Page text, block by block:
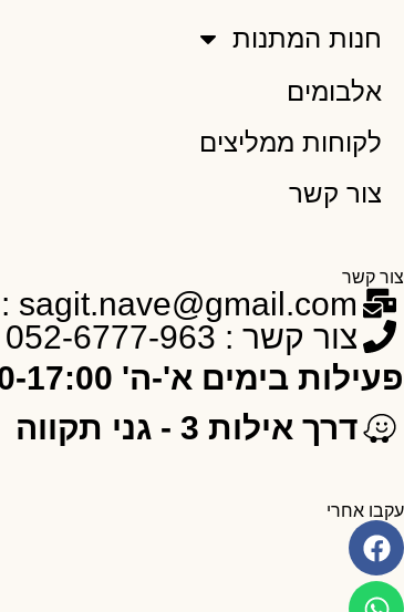
חנות המתנות
אלבומים
לקוחות ממליצים
צור קשר
צור קשר
sagit.nave@gmail.com
צור קשר : 052-6777-963
פעילות בימים א'-ה' 10:00-17:00 , ו' 10:00-12:00
דרך אילות 3 - גני תקווה
עקבו אחרי